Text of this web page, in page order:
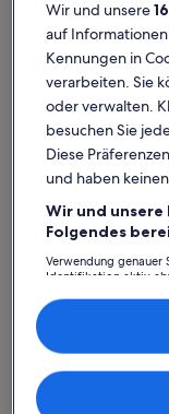
Chihuahua
Wenn du für deinen
Medical Star Hospital
Ferienunterkünfte
gleich, mit wem du
Kindern, Haustieren
Annehmlichkeiten,
werden. Was alles so
Waschmaschine und
Raucheroptionen
uns bestimmt fündig.
Wir und unsere16
auf
Kennungen in
verarbeiten. Sie
oder verwalten.
besuchen Sie
Diese
und haben
Wir und
Folgendes
Verwendung genauer
Identifikation aktiv
Inhalte, Messung von
Liste der Partner